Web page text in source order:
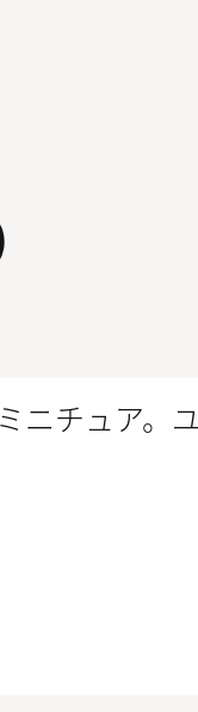
ニチュア。